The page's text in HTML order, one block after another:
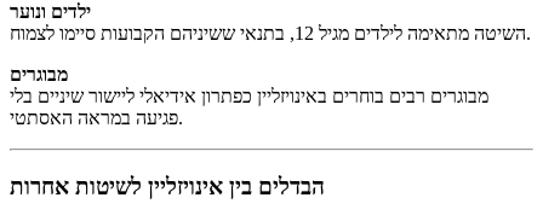
ילדים ונוער
השיטה מתאימה לילדים מגיל 12, בתנאי ששיניהם הקבועות סיימו לצמוח.
מבוגרים
מבוגרים רבים בוחרים באינויזליין כפתרון אידיאלי ליישור שיניים בלי
פגיעה במראה האסתטי.
הבדלים בין אינויזליין לשיטות אחרות